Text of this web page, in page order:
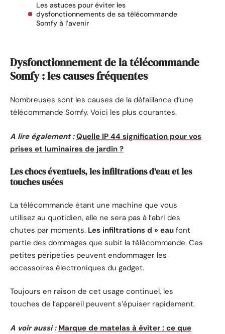
Les astuces pour éviter les
dysfonctionnements de sa télécommande
Somfy à l’avenir
Dysfonctionnement de la télécommande
Somfy : les causes fréquentes
Nombreuses sont les causes de la défaillance d’une
télécommande Somfy. Voici les plus courantes.
A lire également : Quelle IP 44 signification pour vos
prises et luminaires de jardin ?
Les chocs éventuels, les infiltrations d’eau et les
touches usées
La télécommande étant une machine que vous
utilisez au quotidien, elle ne sera pas à l’abri des
chutes par moments. Les infiltrations d » eau font
partie des dommages que subit la télécommande. Ces
petites péripéties peuvent endommager les
accessoires électroniques du gadget.
Toujours en raison de cet usage continuel, les
touches de l’appareil peuvent s’épuiser rapidement.
A voir aussi : Marque de matelas à éviter : ce que